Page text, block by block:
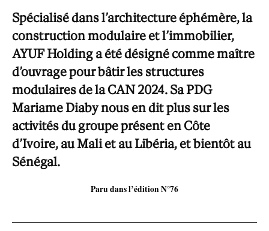
Spécialisé dans l’architecture éphémère, la
construction modulaire et l’immobilier,
AYUF Holding a été désigné comme maître
d’ouvrage pour bâtir les structures
modulaires de la CAN 2024. Sa PDG
Mariame Diaby nous en dit plus sur les
activités du groupe présent en Côte
d’Ivoire, au Mali et au Libéria, et bientôt au
Sénégal.
Paru dans l’édition N°76